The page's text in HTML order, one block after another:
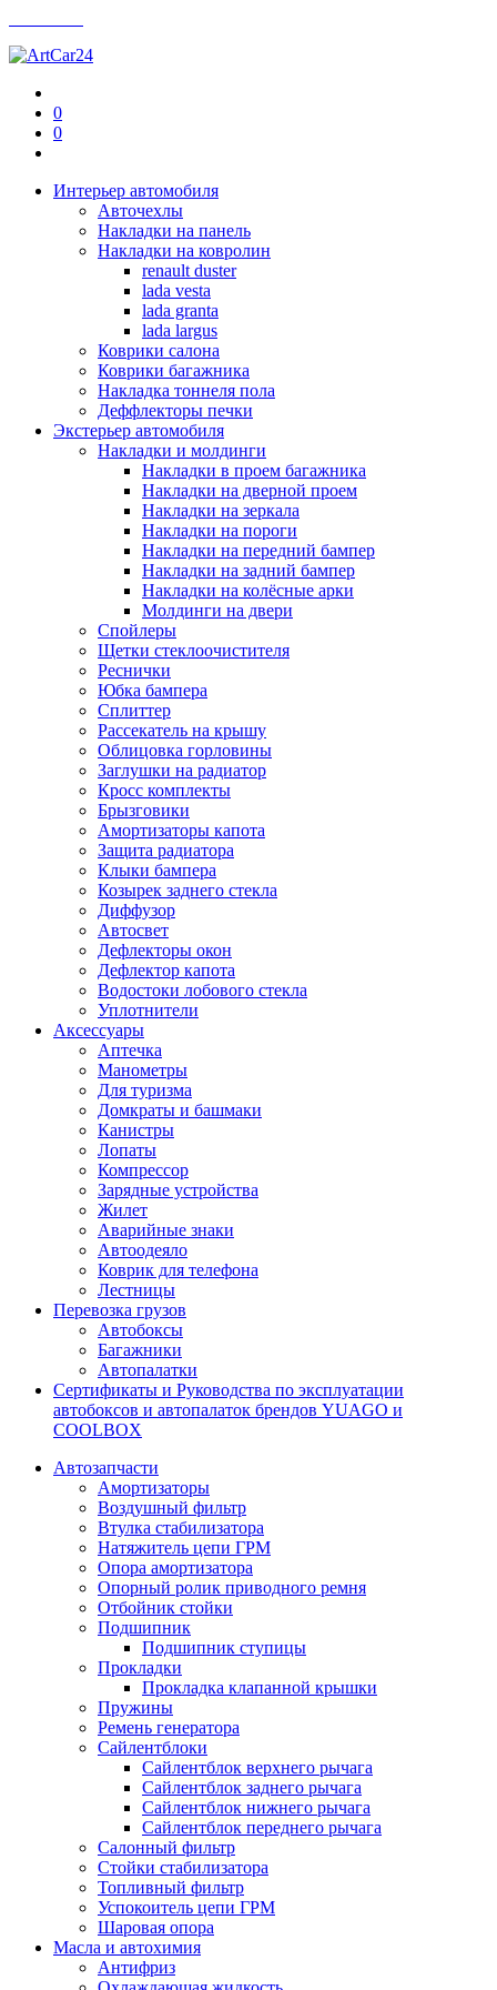
0
0
Интерьер автомобиля
Авточехлы
Накладки на панель
Накладки на ковролин
renault duster
lada vesta
lada granta
lada largus
Коврики салона
Коврики багажника
Накладка тоннеля пола
Деффлекторы печки
Экстерьер автомобиля
Накладки и молдинги
Накладки в проем багажника
Накладки на дверной проем
Накладки на зеркала
Накладки на пороги
Накладки на передний бампер
Накладки на задний бампер
Накладки на колёсные арки
Молдинги на двери
Спойлеры
Щетки стеклоочистителя
Реснички
Юбка бампера
Сплиттер
Рассекатель на крышу
Облицовка горловины
Заглушки на радиатор
Кросс комплекты
Брызговики
Амортизаторы капота
Защита радиатора
Клыки бампера
Козырек заднего стекла
Диффузор
Автосвет
Дефлекторы окон
Дефлектор капота
Водостоки лобового стекла
Уплотнители
Аксессуары
Аптечка
Манометры
Для туризма
Домкраты и башмаки
Канистры
Лопаты
Компрессор
Зарядные устройства
Жилет
Аварийные знаки
Автоодеяло
Коврик для телефона
Лестницы
Перевозка грузов
Автобоксы
Багажники
Автопалатки
Сертификаты и Руководства по эксплуатации
автобоксов и автопалаток брендов YUAGO и
COOLBOX
Автозапчасти
Амортизаторы
Воздушный фильтр
Втулка стабилизатора
Натяжитель цепи ГРМ
Опора амортизатора
Опорный ролик приводного ремня
Отбойник стойки
Подшипник
Подшипник ступицы
Прокладки
Прокладка клапанной крышки
Пружины
Ремень генератора
Сайлентблоки
Сайлентблок верхнего рычага
Сайлентблок заднего рычага
Сайлентблок нижнего рычага
Сайлентблок переднего рычага
Салонный фильтр
Стойки стабилизатора
Топливный фильтр
Успокоитель цепи ГРМ
Шаровая опора
Масла и автохимия
Антифриз